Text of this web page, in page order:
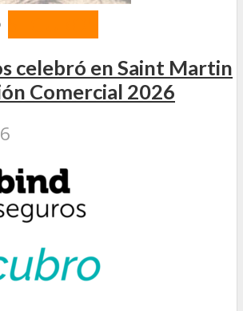
celebró en Saint Martin
Comercial 2026